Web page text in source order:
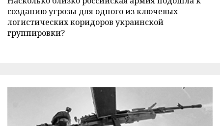
созданию угрозы для одного из ключевых
логистических коридоров украинской
группировки?